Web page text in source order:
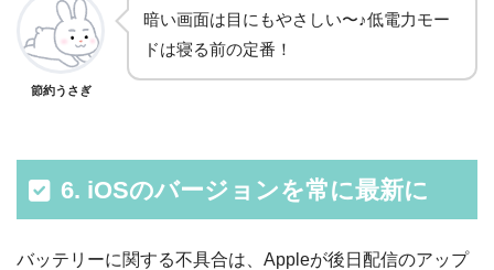
節約うさぎ
暗い画面は目にもやさしい〜♪低電力モー
ドは寝る前の定番！
6. iOSのバージョンを常に最新に
バッテリーに関する不具合は、Appleが後日配信のアップ